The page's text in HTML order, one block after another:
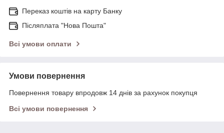
Переказ коштів на карту Банку
Післяплата "Нова Пошта"
Всі умови оплати
Умови повернення
Повернення товару впродовж 14 днів за рахунок покупця
Всі умови повернення